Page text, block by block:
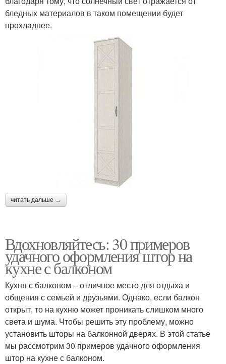
бледных материалов в таком помещении будет
прохладнее.
читать дальше →
Вдохновляйтесь: 30 примеров
удачного оформления штор на
кухне с балконом
Кухня с балконом – отличное место для отдыха и
общения с семьей и друзьями. Однако, если балкон
открыт, то на кухню может проникать слишком много
света и шума. Чтобы решить эту проблему, можно
установить шторы на балконной дверях. В этой статье
мы рассмотрим 30 примеров удачного оформления
штор на кухне с балконом.